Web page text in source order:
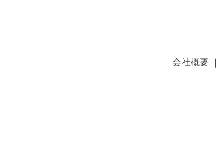
｜会社概要 ｜